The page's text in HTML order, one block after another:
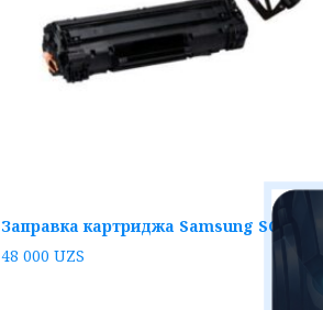
Заправка картриджа Samsung SCX-4300
48 000UZS